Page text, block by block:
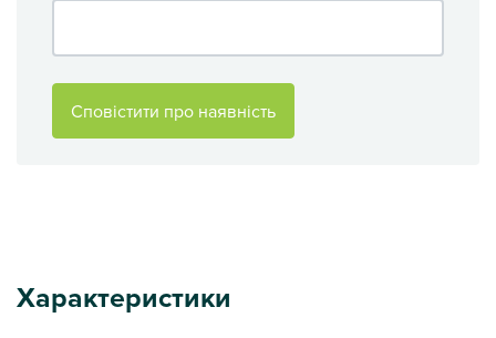
Сповістити про наявність
Характеристики